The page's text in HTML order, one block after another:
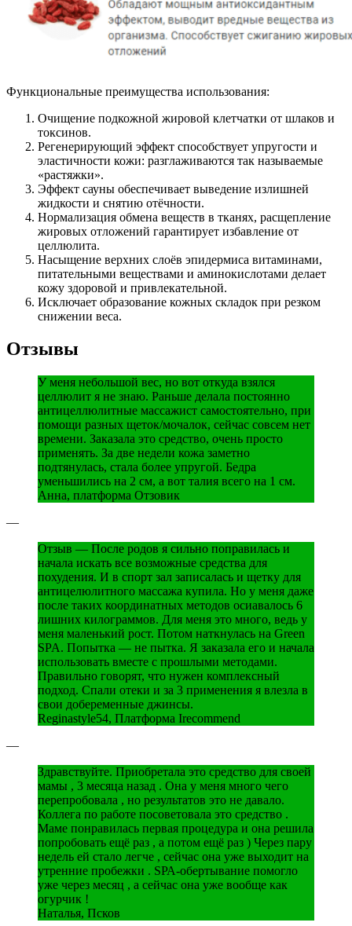
Функциональные преимущества использования:
Очищение подкожной жировой клетчатки от шлаков и
токсинов.
Регенерирующий эффект способствует упругости и
эластичности кожи: разглаживаются так называемые
«растяжки».
Эффект сауны обеспечивает выведение излишней
жидкости и снятию отёчности.
Нормализация обмена веществ в тканях, расщепление
жировых отложений гарантирует избавление от
целлюлита.
Насыщение верхних слоёв эпидермиса витаминами,
питательными веществами и аминокислотами делает
кожу здоровой и привлекательной.
Исключает образование кожных складок при резком
снижении веса.
Отзывы
У меня небольшой вес, но вот откуда взялся
целлюлит я не знаю. Раньше делала постоянно
антицеллюлитные массажист самостоятельно, при
помощи разных щеток/мочалок, сейчас совсем нет
времени. Заказала это средство, очень просто
применять. За две недели кожа заметно
подтянулась, стала более упругой. Бедра
уменьшились на 2 см, а вот талия всего на 1 см.
Анна, платформа Отзовик
—
Отзыв — После родов я сильно поправилась и
начала искать все возможные средства для
похудения. И в спорт зал записалась и щетку для
антицелюлитного массажа купила. Но у меня даже
после таких координатных методов осиавалось 6
лишних килограммов. Для меня это много, ведь у
меня маленький рост. Потом наткнулась на Green
SPA. Попытка — не пытка. Я заказала его и начала
использовать вместе с прошлыми методами.
Правильно говорят, что нужен комплексный
подход. Спали отеки и за 3 применения я влезла в
свои добеременные джинсы.
Reginastyle54, Платформа Irecommend
—
Здравствуйте. Приобретала это средство для своей
мамы , 3 месяца назад . Она у меня много чего
перепробовала , но результатов это не давало.
Коллега по работе посоветовала это средство .
Маме понравилась первая процедура и она решила
попробовать ещё раз , а потом ещё раз ) Через пару
недель ей стало легче , сейчас она уже выходит на
утренние пробежки . SРА-обертывание помогло
уже через месяц , а сейчас она уже вообще как
огурчик !
Наталья, Псков